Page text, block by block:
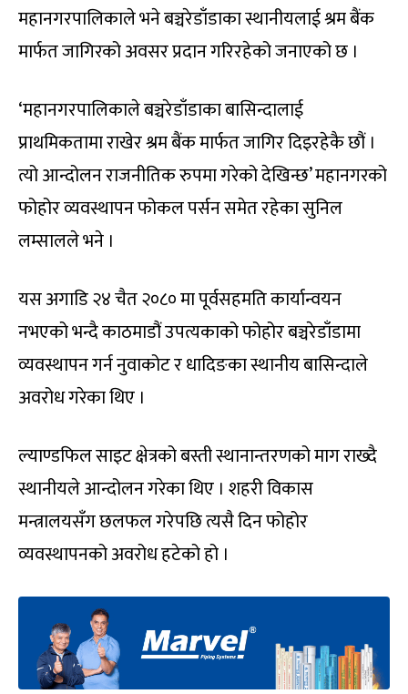
महानगरपालिकाले भने बञ्चरेडाँडाका स्थानीयलाई श्रम बैंक
मार्फत जागिरको अवसर प्रदान गरिरहेको जनाएको छ ।
‘महानगरपालिकाले बञ्चरेडाँडाका बासिन्दालाई
प्राथमिकतामा राखेर श्रम बैंक मार्फत जागिर दिइरहेकै छौं ।
त्यो आन्दोलन राजनीतिक रुपमा गरेको देखिन्छ’ महानगरको
फोहोर व्यवस्थापन फोकल पर्सन समेत रहेका सुनिल
लम्सालले भने ।
यस अगाडि २४ चैत २०८० मा पूर्वसहमति कार्यान्वयन
नभएको भन्दै काठमाडौं उपत्यकाको फोहोर बञ्चरेडाँडामा
व्यवस्थापन गर्न नुवाकोट र धादिङका स्थानीय बासिन्दाले
अवरोध गरेका थिए ।
ल्याण्डफिल साइट क्षेत्रको बस्ती स्थानान्तरणको माग राख्दै
स्थानीयले आन्दोलन गरेका थिए । शहरी विकास
मन्त्रालयसँग छलफल गरेपछि त्यसै दिन फोहोर
व्यवस्थापनको अवरोध हटेको हो ।